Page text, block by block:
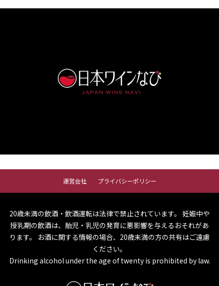
運営会社 プライバシーポリシー
20歳未満の飲酒・飲酒運転は法律で禁止されています。 妊娠中や
授乳期の飲酒は、胎児・乳児の発育に悪影響を与えるおそれがあ
ります。
お酒に関する情報の場合、20歳未満の方の共有はご遠慮
ください。
Drinking alcohol under the age of twenty is prohibited by law.